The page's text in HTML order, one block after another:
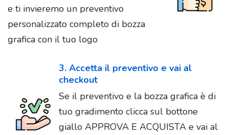
e ti invieremo un preventivo
personalizzato completo di bozza
grafica con il tuo logo
3. Accetta il preventivo e vai al
checkout
Se il preventivo e la bozza grafica è di
tuo gradimento clicca sul bottone
giallo APPROVA E ACQUISTA e vai al